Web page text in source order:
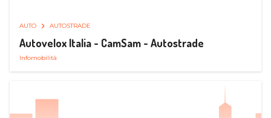
AUTO AUTOSTRADE
Autovelox Italia - CamSam - Autostrade
Infomobilità